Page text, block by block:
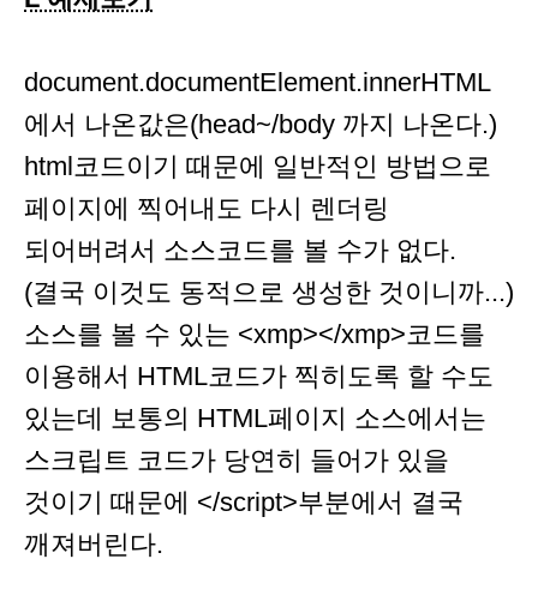
document.documentElement.innerHTML
에서 나온값은(head~/body 까지 나온다.)
html코드이기 때문에 일반적인 방법으로
페이지에 찍어내도 다시 렌더링
되어버려서 소스코드를 볼 수가 없다.
(결국 이것도 동적으로 생성한 것이니까...)
소스를 볼 수 있는 <xmp></xmp>코드를
이용해서 HTML코드가 찍히도록 할 수도
있는데 보통의 HTML페이지 소스에서는
스크립트 코드가 당연히 들어가 있을
것이기 때문에 </script>부분에서 결국
깨져버린다.